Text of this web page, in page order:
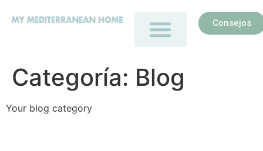
Consejos
Categoría: Blog
Your blog category